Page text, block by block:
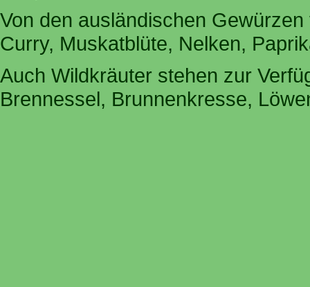
Von den ausländischen
Curry, Muskatblüte, Nelken,
Auch Wildkräuter stehen zur
Brennessel, Brunnenkresse,